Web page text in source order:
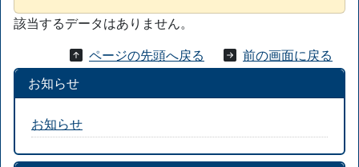
該当するデータはありません。
ページの先頭へ戻る
前の画面に戻る
お知らせ
お知らせ